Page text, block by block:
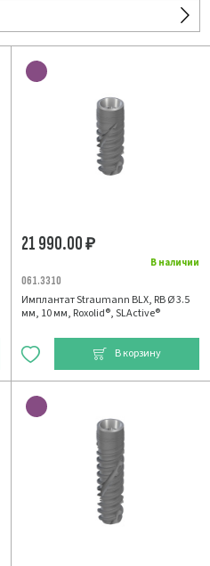
В наличии
21 990.00₽
061.3310
Имплантат Straumann BLX, RB Ø 3.5
мм, 10 мм, Roxolid®, SLActive®
В корзину